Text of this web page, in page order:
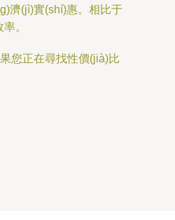
濟(jì)實(shí)惠。相比于
。
您正在尋找性價(jià)比